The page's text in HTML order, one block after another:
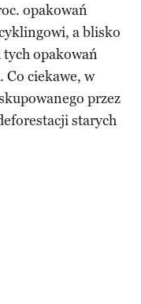
opakowań
a blisko
opakowań
Co ciekawe, w
przez
starych